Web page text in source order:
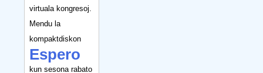
virtuala kongresoj.
Mendu la
kompaktdiskon
Espero
kun sesona rabato